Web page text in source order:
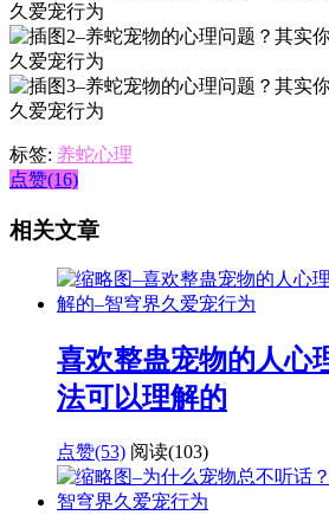
标签: 养蛇心理
点赞(16)
相关文章
喜欢整蛊宠物的人心
法可以理解的
点赞(53) 阅读(103)